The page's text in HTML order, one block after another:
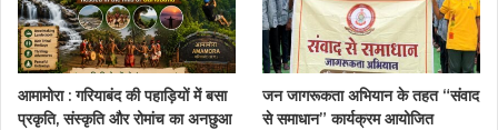
आमामोरा : गरियाबंद की पहाड़ियों में बसा
प्रकृति, संस्कृति और रोमांच का अनछुआ
जन जागरूकता अभियान के तहत “संवाद
से समाधान” कार्यक्रम आयोजित